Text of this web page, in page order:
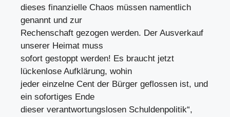
dieses finanzielle Chaos müssen namentlich
genannt und zur
Rechenschaft gezogen werden. Der Ausverkauf
unserer Heimat muss
sofort gestoppt werden! Es braucht jetzt
lückenlose Aufklärung, wohin
jeder einzelne Cent der Bürger geflossen ist, und
ein sofortiges Ende
dieser verantwortungslosen Schuldenpolitik“,